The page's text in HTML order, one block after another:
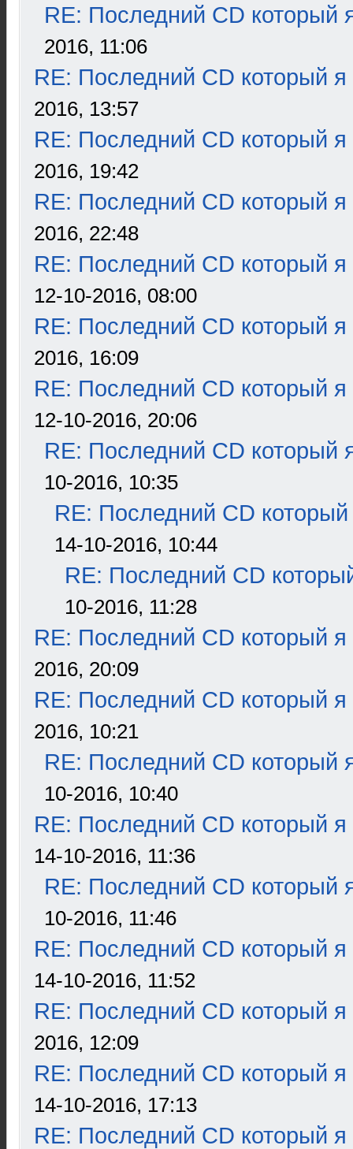
RE: Последний CD который
2016, 11:06
RE: Последний CD который я
2016, 13:57
RE: Последний CD который я
2016, 19:42
RE: Последний CD который я
2016, 22:48
RE: Последний CD который я
12-10-2016, 08:00
RE: Последний CD который я
2016, 16:09
RE: Последний CD который я
12-10-2016, 20:06
RE: Последний CD который
10-2016, 10:35
RE: Последний CD который
14-10-2016, 10:44
RE: Последний CD
10-2016, 11:28
RE: Последний CD который я
2016, 20:09
RE: Последний CD который я
2016, 10:21
RE: Последний CD который
10-2016, 10:40
RE: Последний CD который я
14-10-2016, 11:36
RE: Последний CD который
10-2016, 11:46
RE: Последний CD который я
14-10-2016, 11:52
RE: Последний CD который я
2016, 12:09
RE: Последний CD который я
14-10-2016, 17:13
RE: Последний CD который я